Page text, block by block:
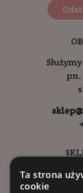
pn.
ul.
Ta strona
cookie